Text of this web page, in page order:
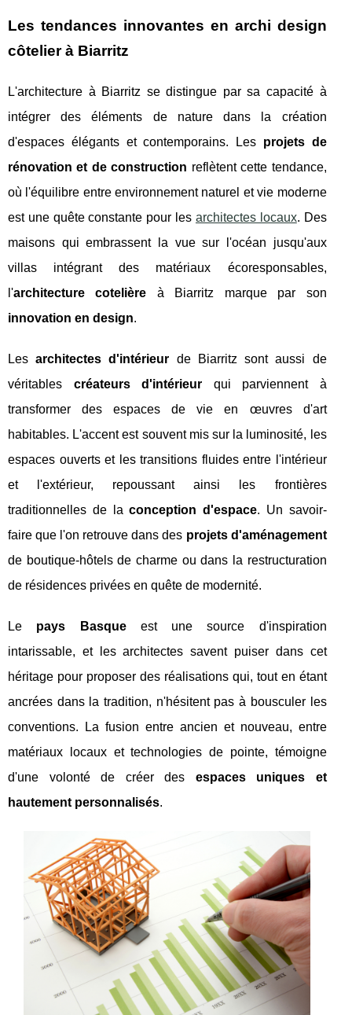
Les tendances innovantes en archi design
côtelier à Biarritz
L'architecture à Biarritz se distingue par sa capacité à
intégrer des éléments de nature dans la création
d'espaces élégants et contemporains. Les projets de
rénovation et de construction reflètent cette tendance,
où l'équilibre entre environnement naturel et vie moderne
est une quête constante pour les architectes locaux. Des
maisons qui embrassent la vue sur l'océan jusqu'aux
villas intégrant des matériaux écoresponsables,
l'architecture cotelière à Biarritz marque par son
innovation en design.
Lesarchitectes d'intérieur de Biarritz sont aussi de
véritables créateurs d'intérieur qui parviennent à
transformer des espaces de vie en œuvres d'art
habitables. L'accent est souvent mis sur la luminosité, les
espaces ouverts et les transitions fluides entre l'intérieur
et l'extérieur, repoussant ainsi les frontières
traditionnelles de laconception d'espace. Un savoir-
faire que l'on retrouve dans des projets d'aménagement
de boutique-hôtels de charme ou dans la restructuration
de résidences privées en quête de modernité.
Le pays Basqueest une source d'inspiration
intarissable, et les architectes savent puiser dans cet
héritage pour proposer des réalisations qui, tout en étant
ancrées dans la tradition, n'hésitent pas à bousculer les
conventions. La fusion entre ancien et nouveau, entre
matériaux locaux et technologies de pointe, témoigne
d'une volonté de créer des espaces uniques et
hautement personnalisés.